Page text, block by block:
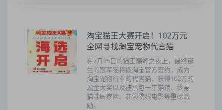
淘宝猫王大赛开启！102万元
全网寻找淘宝宠物代言猫
在7月25日的猫王巅峰之夜上，最终诞
生的冠军猫将被淘宝官方签约，成为
淘宝宠物行业的代言猫，获得102万的
现金大奖以及被承包一年猫粮、终身
猫咪医疗险、参演院线电影等重磅激
励。